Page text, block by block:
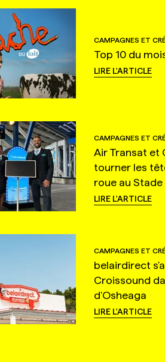
CAMPAGNES ET
Top 10 du
LIRE L'ARTICLE
CAMPAGNES ET
Air Transat et
tourner les
roue au
LIRE L'ARTICLE
CAMPAGNES ET
belairdirect
Croissound
d'Osheaga
LIRE L'ARTICLE